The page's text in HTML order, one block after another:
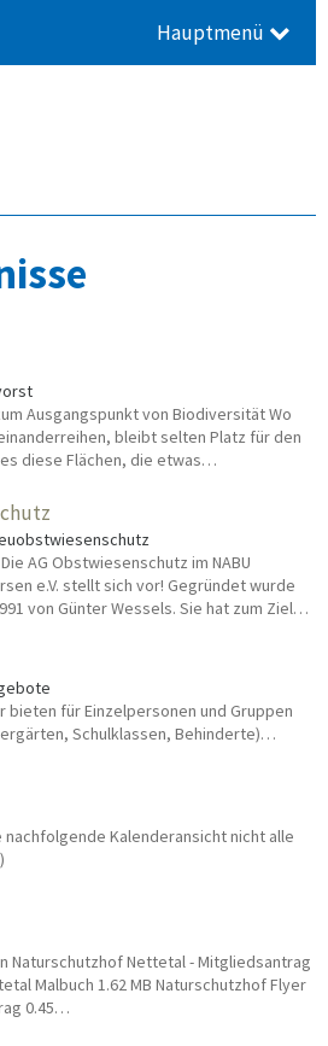
Hauptmenü
Ausgangspunkt von Biodiversität Wo
bleibt selten Platz für den
diese Flächen, die etwas…
AG Obstwiesenschutz im NABU
e.V. stellt sich vor! Gegründet wurde
von Günter Wessels. Sie hat zum Ziel…
bieten für Einzelpersonen und Gruppen
Schulklassen, Behinderte)…
Kalenderansicht nicht alle
Naturschutzhof Nettetal - Mitgliedsantrag
Malbuch 1.62 MB Naturschutzhof Flyer
0.45…